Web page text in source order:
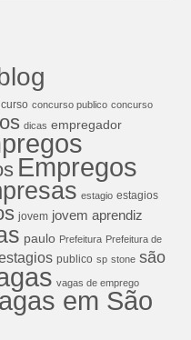
concurso publico concurso
dicas empregador
Empregos
estagio estagios
jovem jovem aprendiz
paulo Prefeitura Prefeitura de
publico sp stone são
vagas de emprego
em São